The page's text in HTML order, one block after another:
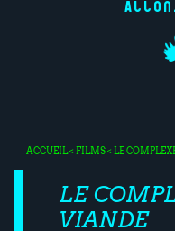
ACCUEIL< FILMS< LE
LE
VIANDE